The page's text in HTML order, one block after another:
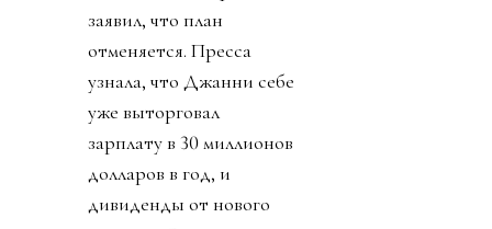
заявил, что план
отменяется. Пресса
узнала, что Джанни себе
уже выторговал
зарплату в 30 миллионов
долларов в год, и
дивиденды от нового